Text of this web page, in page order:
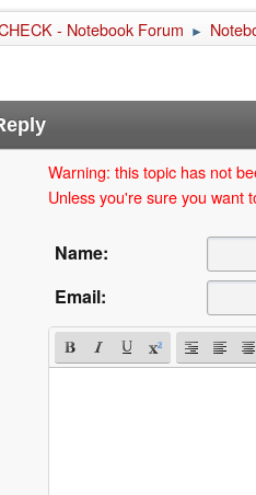
- Notebook Forum ►
Warning: this topic has not
Unless you're sure you want
Name:
Email: